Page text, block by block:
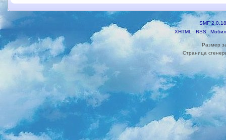
SMF 2.0.18
XHTML
RSS
Размер
Страница